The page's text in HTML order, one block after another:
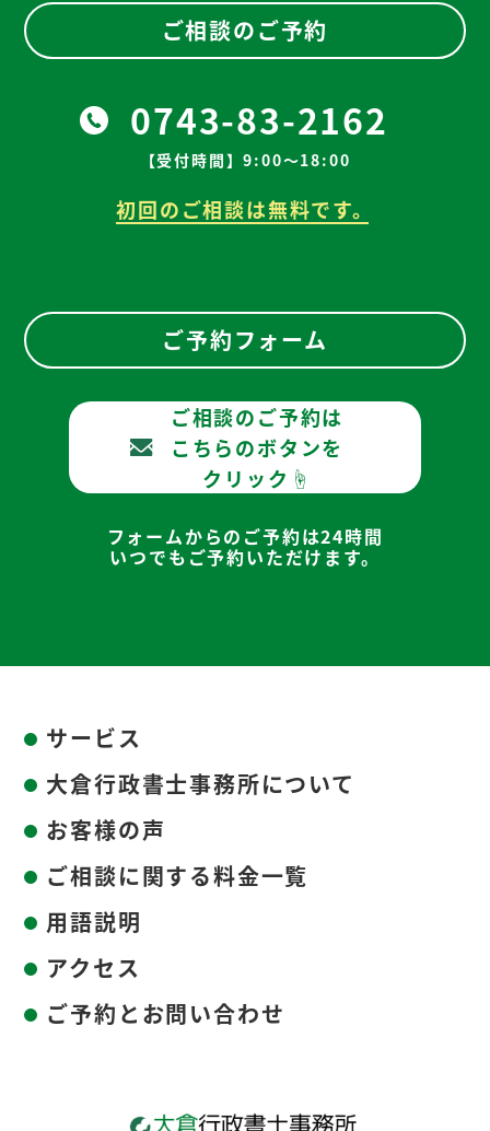
ご相談のご予約
0743-83-2162
【受付時間】9:00～18:00
初回のご相談は無料です。
ご予約フォーム
ご相談のご予約は
こちらのボタンを
クリック☝
フォームからのご予約は24時間
いつでもご予約いただけます。
サービス
大倉行政書士事務所について
お客様の声
ご相談に関する料金一覧
用語説明
アクセス
ご予約とお問い合わせ